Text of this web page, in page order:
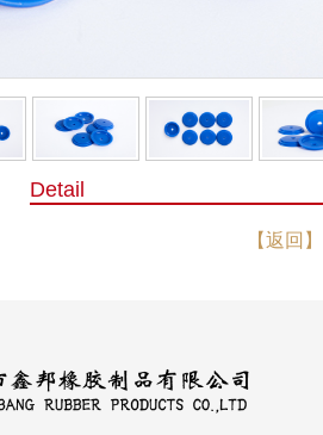
Detail
【返回】